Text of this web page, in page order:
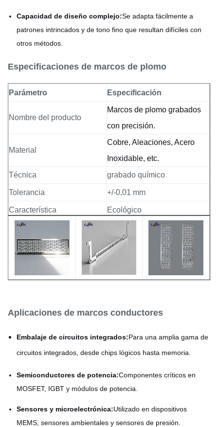
Capacidad de diseño complejo:Se adapta fácilmente a
patrones intrincados y de tono fino que resultan difíciles con
otros métodos.
Especificaciones de marcos de plomo
Parámetro Especificación
Nombre del producto
Marcos de plomo grabados
con precisión.
Material
Cobre, Aleaciones, Acero
Inoxidable, etc.
Técnica
grabado químico
Tolerancia +/-0,01 mm
Característica Ecológico
Cantidad mínima de pedido Se puede negociar
Opciones de revestimiento
Oro, Plata, Estaño,
Aplicaciones de marcos conductores
Embalaje de circuitos integrados:Para una amplia gama de
circuitos integrados, desde chips lógicos hasta memoria.
Semiconductores de potencia:Componentes críticos en
MOSFET, IGBT y módulos de potencia.
Sensores y microelectrónica:Utilizado en dispositivos
MEMS, sensores ambientales y sensores de presión.